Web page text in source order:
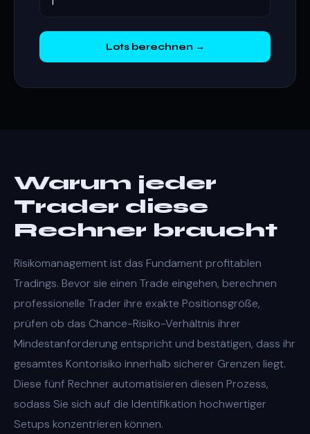
Lots berechnen →
Warum jeder
Trader diese
Rechner braucht
Risikomanagement ist das Fundament profitablen
Tradings. Bevor sie einen Trade eingehen, berechnen
professionelle Trader ihre exakte Positionsgröße,
prüfen ob das Chance-Risiko-Verhältnis ihrer
Mindestanforderung entspricht und bestätigen, dass ihr
gesamtes Kontorisiko innerhalb sicherer Grenzen liegt.
Diese fünf Rechner automatisieren diesen Prozess,
sodass Sie sich auf die Identifikation hochwertiger
Setups konzentrieren können.